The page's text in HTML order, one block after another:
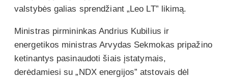
valstybės galias sprendžiant „Leo LT” likimą.
Ministras pirmininkas Andrius Kubilius ir
energetikos ministras Arvydas Sekmokas pripažino
ketinantys pasinaudoti šiais įstatymais,
derėdamiesi su „NDX energijos” atstovais dėl